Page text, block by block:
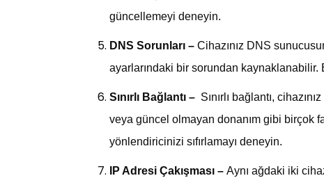
güncellemeyi deneyin.
DNS Sorunları – Cihazınız DNS
ayarlarındaki bir sorundan kaynaklanabilir.
Sınırlı Bağlantı – Sınırlı bağlantı,
veya güncel olmayan donanım gibi birçok
yönlendiricinizi sıfırlamayı deneyin.
IP Adresi Çakışması – Aynı ağdaki iki